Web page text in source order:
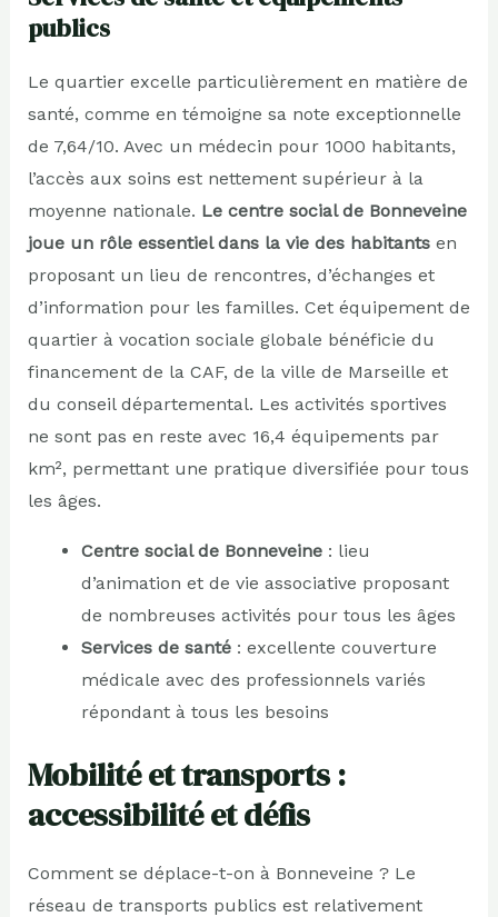
publics
Le quartier excelle particulièrement en matière de
santé, comme en témoigne sa note exceptionnelle
de 7,64/10. Avec un médecin pour 1000 habitants,
l’accès aux soins est nettement supérieur à la
moyenne nationale. Le centre social de Bonneveine
joue un rôle essentiel dans la vie des habitantsen
proposant un lieu de rencontres, d’échanges et
d’information pour les familles. Cet équipement de
quartier à vocation sociale globale bénéficie du
financement de la CAF, de la ville de Marseille et
du conseil départemental. Les activités sportives
ne sont pas en reste avec 16,4 équipements par
km², permettant une pratique diversifiée pour tous
les âges.
Centre social de Bonneveine: lieu
d’animation et de vie associative proposant
de nombreuses activités pour tous les âges
Services de santé: excellente couverture
médicale avec des professionnels variés
répondant à tous les besoins
Mobilité et transports :
accessibilité et défis
Comment se déplace-t-on à Bonneveine ? Le
réseau de transports publics est relativement